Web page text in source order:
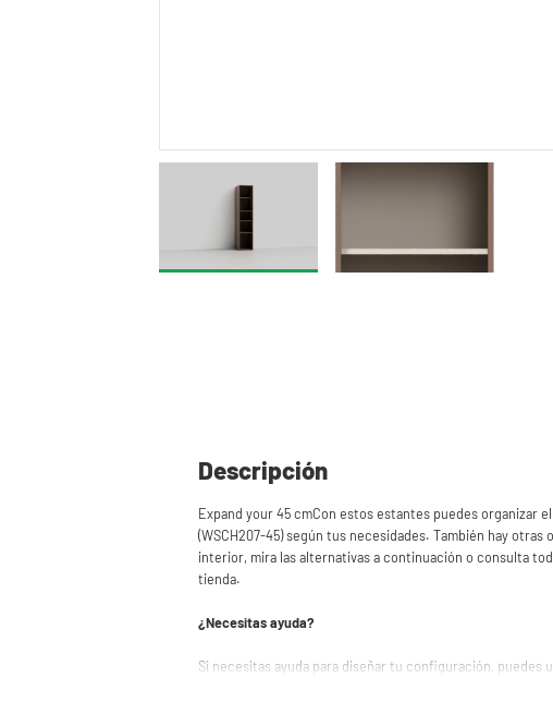
Descripción
Expand your 45 cmCon estos estantes puedes organizar
(WSCH207-45) según tus necesidades. También hay otras
interior, mira las alternativas a continuación o consulta
tienda.
¿Necesitas ayuda?
Si necesitas ayuda para diseñar tu configuración,